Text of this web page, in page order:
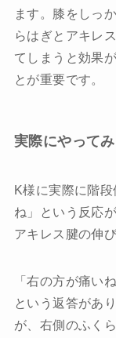
ます。膝をしっ
らはぎとアキレ
てしまうと効果
とが重要です。
実際にやって
K様に実際に階
ね」という反応
アキレス腱の伸
「右の方が痛い
という返答があ
が、右側のふく